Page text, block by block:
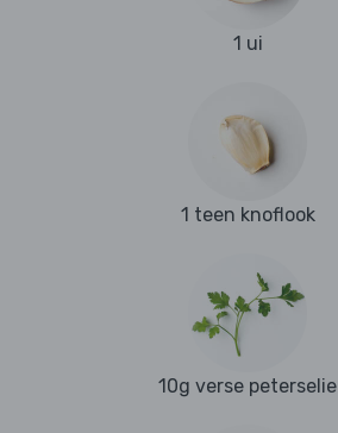
1 ui
1 teen knoflook
10g verse peterselie